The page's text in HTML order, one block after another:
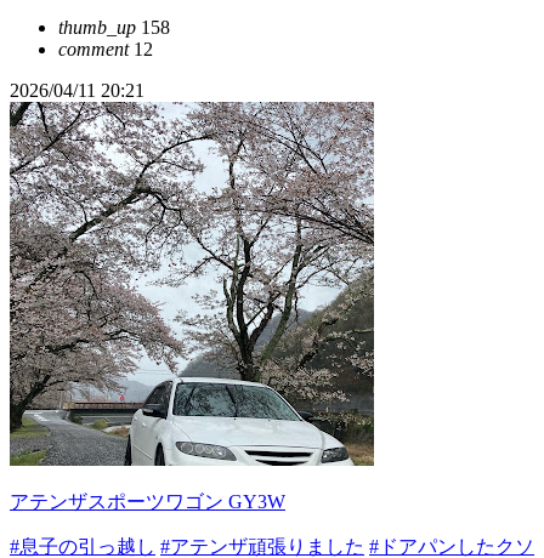
thumb_up 158
comment12
2026/04/11 20:21
アテンザスポーツワゴン GY3W
#息子の引っ越し #アテンザ頑張りました #ドアパンしたクソ